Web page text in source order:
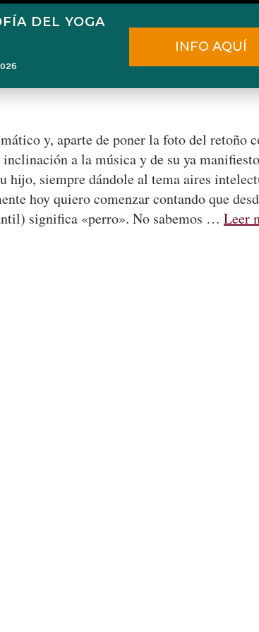
Narén Herrero Blog
y, aparte de poner la foto del retoño
a la música y de su ya
hijo, siempre dándole al tema aires
hoy quiero comenzar contando que
significa «perro». No sabemos … Leer
DEL YOGA
INFO AQUÍ